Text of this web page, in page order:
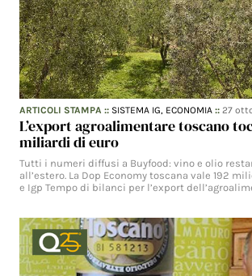
ARTICOLI STAMPA :: SISTEMA IG, ECONOMIA ::27
L’export agroalimentare toscano
miliardi di euro
Tutti i numeri diffusi a Buyfood: vino e olio
all’estero. La Dop Economy toscana vale 192
e Igp Tempo di bilanci per l’export